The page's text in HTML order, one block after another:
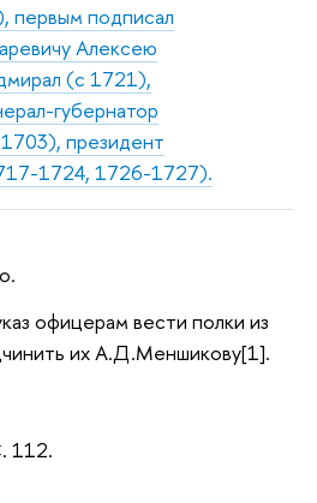
первым подписал
Алексею
(с 1721),
губернатор
президент
1724, 1726-1727).
офицерам вести полки из
их А.Д.Меншикову[1].
112.